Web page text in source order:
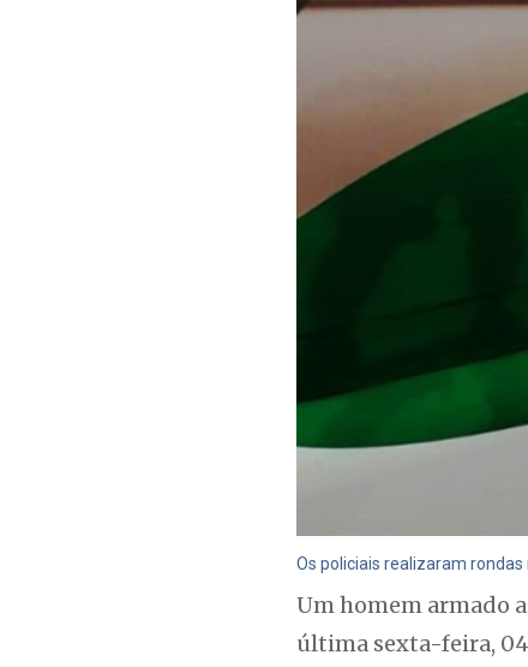
Os policiais realizaram
Um homem armado
última sexta-feira,